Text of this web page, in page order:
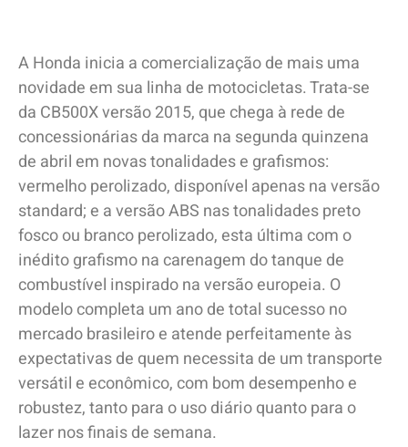
A Honda inicia a comercialização de mais uma
novidade em sua linha de motocicletas. Trata-se
da CB500X versão 2015, que chega à rede de
concessionárias da marca na segunda quinzena
de abril em novas tonalidades e grafismos:
vermelho perolizado, disponível apenas na versão
standard; e a versão ABS nas tonalidades preto
fosco ou branco perolizado, esta última com o
inédito grafismo na carenagem do tanque de
combustível inspirado na versão europeia. O
modelo completa um ano de total sucesso no
mercado brasileiro e atende perfeitamente às
expectativas de quem necessita de um transporte
versátil e econômico, com bom desempenho e
robustez, tanto para o uso diário quanto para o
lazer nos finais de semana.